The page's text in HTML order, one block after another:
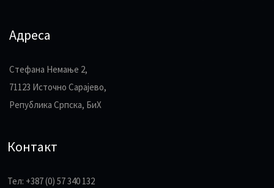
Адреса
Стефана Немање 2,
71123 Источно Сарајево,
Република Српска, БиХ
Контакт
Тел: +387 (0) 57 340 132